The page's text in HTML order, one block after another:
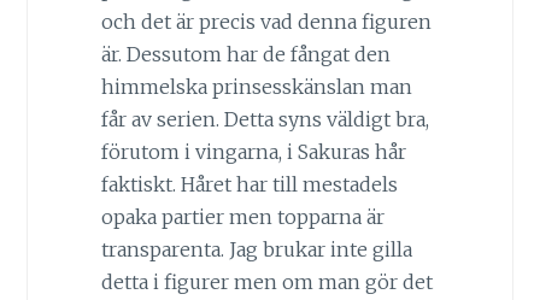
och det är precis vad denna figuren
är. Dessutom har de fångat den
himmelska prinsesskänslan man
får av serien. Detta syns väldigt bra,
förutom i vingarna, i Sakuras hår
faktiskt. Håret har till mestadels
opaka partier men topparna är
transparenta. Jag brukar inte gilla
detta i figurer men om man gör det